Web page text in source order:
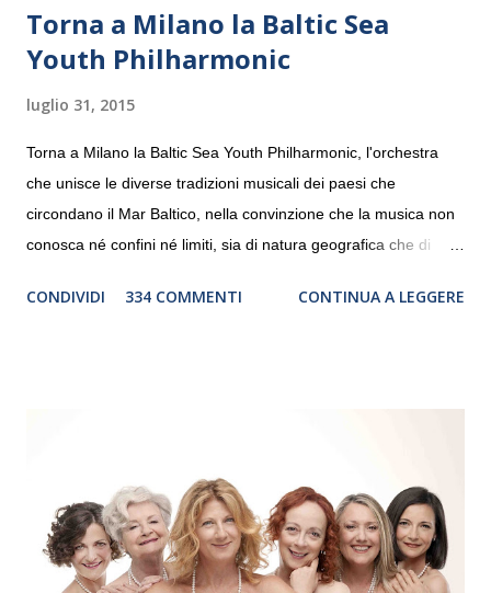
Torna a Milano la Baltic Sea
Youth Philharmonic
luglio 31, 2015
Torna a Milano la Baltic Sea Youth Philharmonic, l'orchestra
che unisce le diverse tradizioni musicali dei paesi che
circondano il Mar Baltico, nella convinzione che la musica non
conosca né confini né limiti, sia di natura geografica che di
debutterà il 10 settembre a Heiden, in Germania, e toccherà, in
“Settembre dell’Accademia” dove si esibirà per il secondo anno
consecutivo. Il pubblico milanese avrà il piacere di applaudire i
giovani artisti della Baltic Sea Youth Philharmonic per la quarta
volta. L’orchestra, fondata nel 2008 da Kristjan Järvi (affiancato
CONDIVIDI 334 COMMENTI CONTINUA A LEGGERE